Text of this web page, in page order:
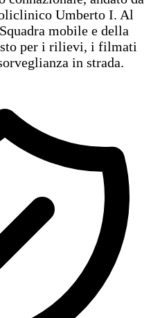
Umberto I. Al
mobile e della
per i rilievi, i filmati
in strada.